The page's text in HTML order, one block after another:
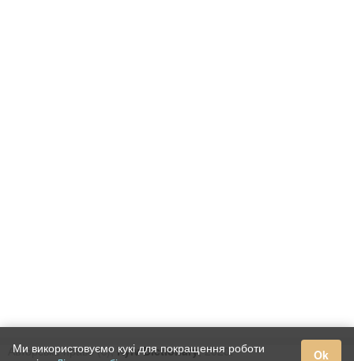
Ми використовуємо кукі для покращення роботи
Ok
Авторське право (c), Kyiv Dictionary, 2020.